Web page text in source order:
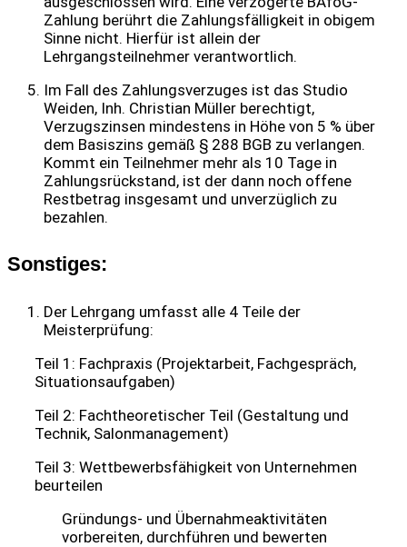
Zahlung berührt die Zahlungsfälligkeit in obigem
Sinne nicht. Hierfür ist allein der
Lehrgangsteilnehmer verantwortlich.
Im Fall des Zahlungsverzuges ist das Studio
Weiden, Inh. Christian Müller berechtigt,
Verzugszinsen mindestens in Höhe von 5 % über
dem Basiszins gemäß § 288 BGB zu verlangen.
Kommt ein Teilnehmer mehr als 10 Tage in
Zahlungsrückstand, ist der dann noch offene
Restbetrag insgesamt und unverzüglich zu
bezahlen.
Sonstiges:
Der Lehrgang umfasst alle 4 Teile der
Meisterprüfung:
Teil 1: Fachpraxis (Projektarbeit, Fachgespräch,
Situationsaufgaben)
Teil 2: Fachtheoretischer Teil (Gestaltung und
Technik, Salonmanagement)
Teil 3: Wettbewerbsfähigkeit von Unternehmen
beurteilen
Gründungs- und Übernahmeaktivitäten
vorbereiten, durchführen und bewerten